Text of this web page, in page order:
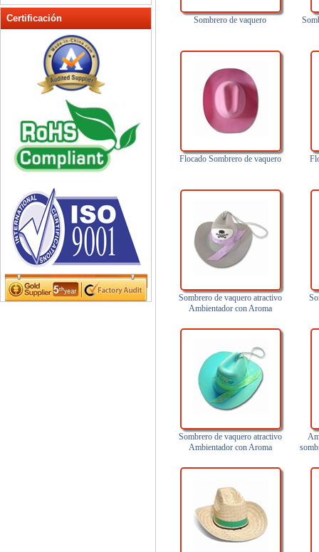
sombrero de punto de Bluetooth
sombrero para el sol de Bluetooth
Sombreros bebé
Sombreros de invierno
Sombreros de paja
Sombreros de papel
Sombreros de punto
sombreros de vaquero
Sombreros del cubo
Tapas de la campaña electoral
Bluetooth
Certificación Sombrero de vaquero
Flocado Sombrero de vaquero
Sombrero de vaquero atractivo
Ambientador con Aroma
Sombrero de vaquero atractivo
Ambientador con Aroma